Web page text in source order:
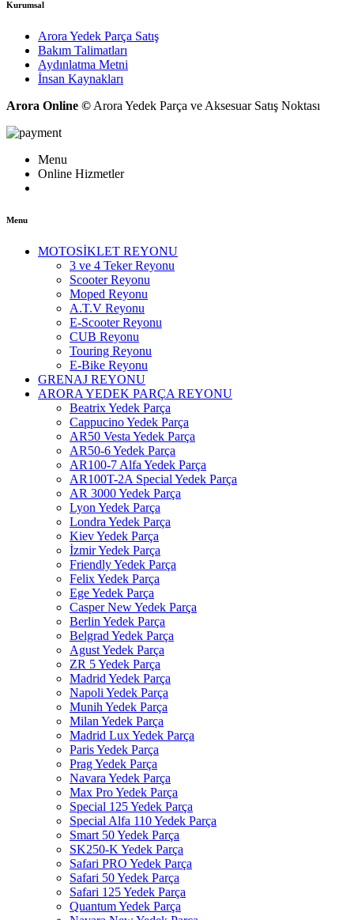
Kurumsal
Arora Yedek Parça Satış
Bakım Talimatları
Aydınlatma Metni
İnsan Kaynakları
Arora Online © Arora Yedek Parça ve Aksesuar Satış Noktası
Menu
Online Hizmetler
Menu
MOTOSİKLET REYONU
3 ve 4 Teker Reyonu
Scooter Reyonu
Moped Reyonu
A.T.V Reyonu
E-Scooter Reyonu
CUB Reyonu
Touring Reyonu
E-Bike Reyonu
GRENAJ REYONU
ARORA YEDEK PARÇA REYONU
Beatrix Yedek Parça
Cappucino Yedek Parça
AR50 Vesta Yedek Parça
AR50-6 Yedek Parça
AR100-7 Alfa Yedek Parça
AR100T-2A Special Yedek Parça
AR 3000 Yedek Parça
Lyon Yedek Parça
Londra Yedek Parça
Kiev Yedek Parça
İzmir Yedek Parça
Friendly Yedek Parça
Felix Yedek Parça
Ege Yedek Parça
Casper New Yedek Parça
Berlin Yedek Parça
Belgrad Yedek Parça
Agust Yedek Parça
ZR 5 Yedek Parça
Madrid Yedek Parça
Napoli Yedek Parça
Munih Yedek Parça
Milan Yedek Parça
Madrid Lux Yedek Parça
Paris Yedek Parça
Prag Yedek Parça
Navara Yedek Parça
Max Pro Yedek Parça
Special 125 Yedek Parça
Special Alfa 110 Yedek Parça
Smart 50 Yedek Parça
SK250-K Yedek Parça
Safari PRO Yedek Parça
Safari 50 Yedek Parça
Safari 125 Yedek Parça
Quantum Yedek Parça